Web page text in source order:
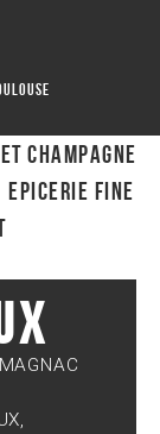
Champagne
Epicerie fine